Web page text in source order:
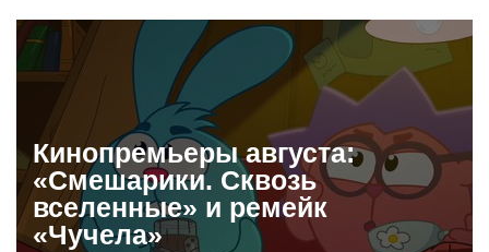
Кинопремьеры августа:
«Смешарики. Сквозь
вселенные» и ремейк
«Чучела»